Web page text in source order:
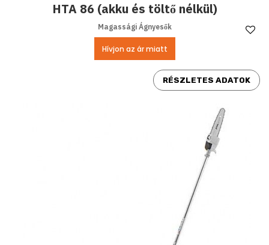
HTA 86 (akku és töltő nélkül)
Magassági Ágnyesők
Hívjon az ár miatt
RÉSZLETES ADATOK